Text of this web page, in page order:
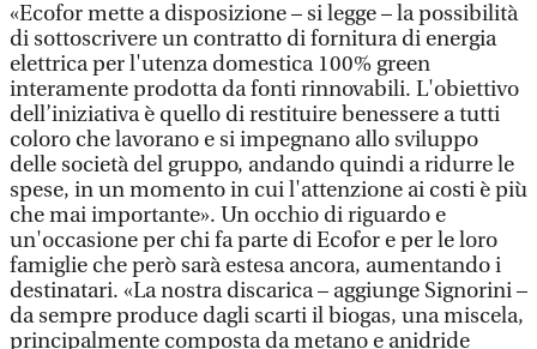
«Ecofor mette a disposizione – si legge – la possibilità
di sottoscrivere un contratto di fornitura di energia
elettrica per l'utenza domestica 100% green
interamente prodotta da fonti rinnovabili. L'obiettivo
dell’iniziativa è quello di restituire benessere a tutti
coloro che lavorano e si impegnano allo sviluppo
delle società del gruppo, andando quindi a ridurre le
spese, in un momento in cui l'attenzione ai costi è più
che mai importante». Un occhio di riguardo e
un'occasione per chi fa parte di Ecofor e per le loro
famiglie che però sarà estesa ancora, aumentando i
destinatari. «La nostra discarica – aggiunge Signorini –
da sempre produce dagli scarti il biogas, una miscela,
principalmente composta da metano e anidride